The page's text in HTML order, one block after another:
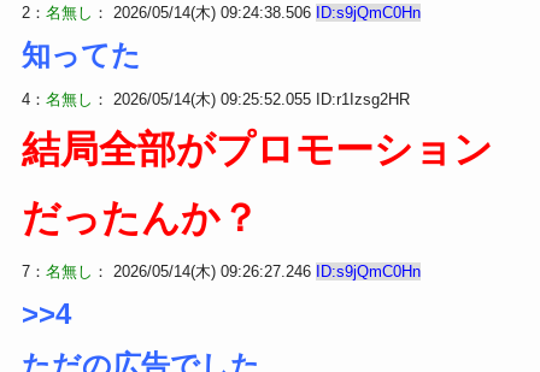
2： 名無し ： 2026/05/14(木) 09:24:38.506 ID:s9jQmC0Hn
知ってた
4： 名無し ： 2026/05/14(木) 09:25:52.055 ID:r1Izsg2HR
結局全部がプロモーション
だったんか？
7： 名無し ： 2026/05/14(木) 09:26:27.246 ID:s9jQmC0Hn
>>4